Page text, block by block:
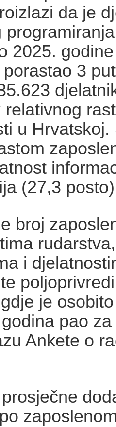
da je
2025.
3
relativnog
u Hrvatskoj.
(27,3
broj
i
je
pao
Ankete o